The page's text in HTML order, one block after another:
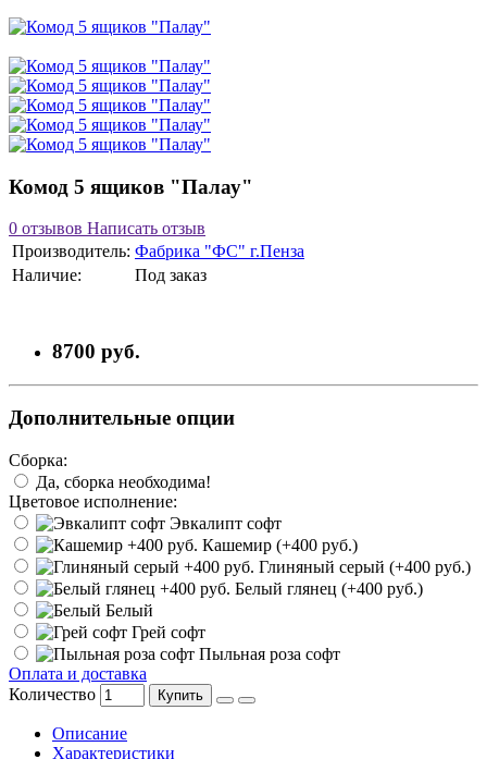
Комод 5 ящиков "Палау"
0 отзывов Написать отзыв
Производитель: Фабрика "ФС" г.Пенза
Наличие:
Под заказ
8700 руб.
Дополнительные опции
Сборка:
Да, сборка необходима!
Цветовое исполнение:
Эвкалипт софт
Кашемир (+400 руб.)
Глиняный серый (+400 руб.)
Белый глянец (+400 руб.)
Белый
Грей софт
Пыльная роза софт
Оплата и доставка
Количество
Купить
Описание
Характеристики